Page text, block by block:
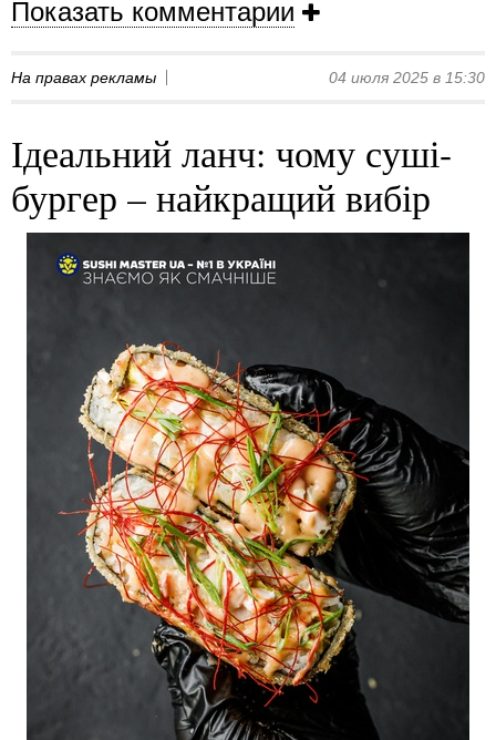
Показать комментарии
На правах рекламы 04 июля 2025 в 15:30
Ідеальний ланч: чому суші-
бургер – найкращий вибір